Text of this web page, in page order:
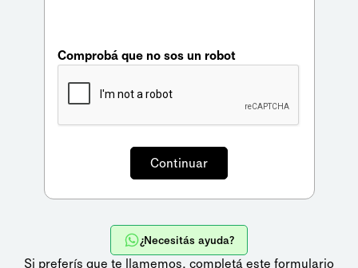
Comprobá que no sos un robot
¿Necesitás ayuda?
Si preferís que te llamemos, completá este formulario